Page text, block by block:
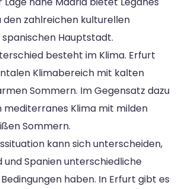
den zahlreichen kulturellen
Hauptstadt.
besteht im Klima. Erfurt
Klimabereich mit kalten
Sommern. Im Gegensatz dazu
mediterranes Klima mit milden
Sommern.
kann sich unterscheiden,
und Spanien unterschiedliche
haben. In Erfurt gibt es